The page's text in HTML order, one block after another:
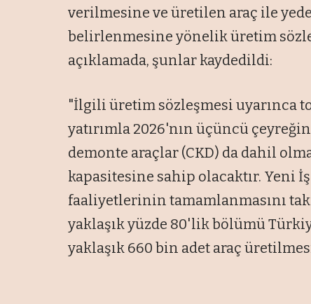
verilmesine ve üretilen araç ile
belirlenmesine yönelik üretim
açıklamada, şunlar kaydedildi:
"İlgili üretim sözleşmesi uyarınca
yatırımla 2026'nın üçüncü
demonte araçlar (CKD) da dahil
kapasitesine sahip olacaktır. Yeni
faaliyetlerinin tamamlanmasını
yaklaşık yüzde 80'lik bölümü
yaklaşık 660 bin adet araç